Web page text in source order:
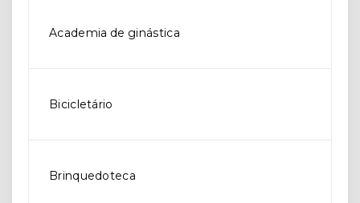
Academia de ginástica
Bicicletário
Brinquedoteca